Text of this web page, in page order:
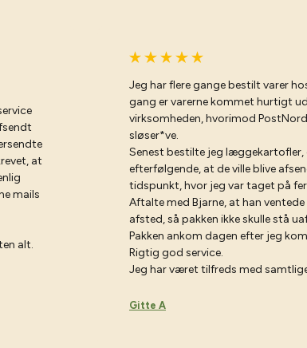
at
mails
alt.
Jeg har flere gange bestilt varer
gang er varerne kommet hurtigt
virksomheden, hvorimod
sløser*ve.
Senest bestilte jeg
efterfølgende, at de ville blive
tidspunkt, hvor jeg var taget på
Aftalte med Bjarne, at han
afsted, så pakken ikke skulle stå
Pakken ankom dagen efter jeg
Rigtig god service.
Jeg har været tilfreds med
Gitte A